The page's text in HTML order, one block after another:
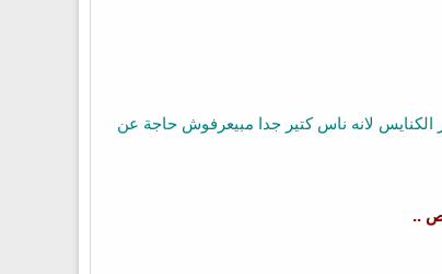
الكنايس لانه ناس كتير جدا مبيعرفوش حاجة عن
..